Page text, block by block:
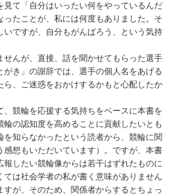
見て「自分はいったい何をやっているんだ
ったことが、私には何度もありました。そ
いですが、自分もがんばろう、という気持
んが、直接、話を聞かせてもらった選手
がき」の謝辞では、選手の個人名をあげる
ら、ご迷惑をおかけするかもと心配したか
競輪を応援する気持ちをベースに本書を
の認知度を高めることに貢献したいとも
知らなかったという読者から、競輪に関
感想もいただいています）。ですが、本書
したい競輪像からは若干はずれたものに
は社会学者の私が書く意味がありません
が、そのため、関係者からするとちょっ